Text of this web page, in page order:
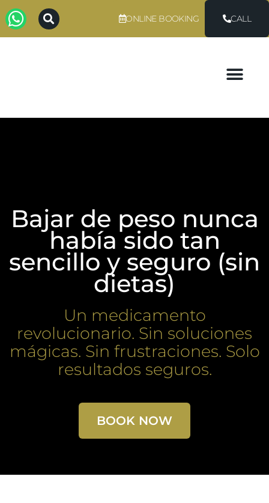
ONLINE BOOKING CALL
Bajar de peso nunca
había sido tan
sencillo y seguro (sin
dietas)​
Un medicamento
revolucionario. Sin soluciones
mágicas. Sin frustraciones. Solo
resultados seguros.
BOOK NOW